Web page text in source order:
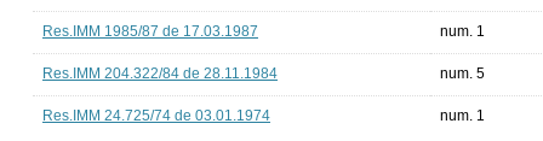
Res.IMM 1985/87 de 17.03.1987 num. 1
Res.IMM 204.322/84 de 28.11.1984 num. 5
Res.IMM 24.725/74 de 03.01.1974 num. 1